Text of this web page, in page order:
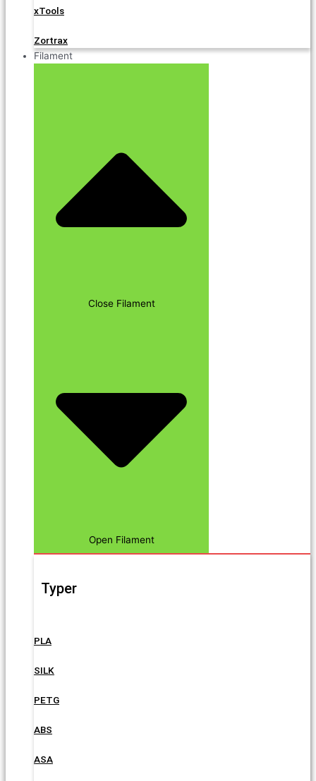
xTools
Zortrax
Filament
Close Filament
Open Filament
Typer
PLA
SILK
PETG
ABS
ASA